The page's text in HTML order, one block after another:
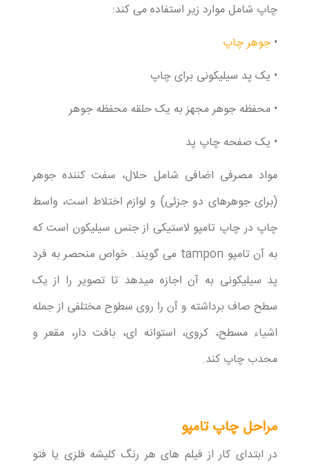
چاپ شامل موارد زیر استفاده می کند:
• جوهر چاپ
• یک پد سیلیکونی برای چاپ
• محفظه جوهر مجهز به یک حلقه محفظه جوهر
• یک صفحه چاپ پد
مواد مصرفی اضافی شامل حلال، سفت کننده جوهر
(برای جوهرهای دو جزئی) و لوازم اختلاط است، واسط
چاپ در چاپ تامپو لاستیکی از جنس سیلیکون است که
به آن تامپو tampon می گویند. خواص منحصر به فرد
پد سیلیکونی به آن اجازه میدهد تا تصویر را از یک
سطح صاف برداشته و آن را روی سطوح مختلفی از جمله
اشیاء مسطح، کروی، استوانه ای، بافت دار، مقعر و
محدب چاپ کند.
مراحل چاپ تامپو
در ابتدای کار از فیلم های هر رنگ کلیشه فلزی یا فتو